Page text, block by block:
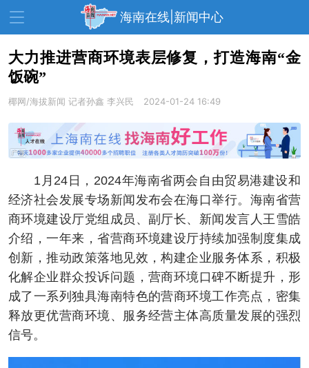
海南在线|新闻中心
资讯中心
教育 健康 房产
生活 演出 活动
展会 走读海南 周末去哪儿
人才在线 天涯企服
大力推进营商环境表层修复，打造海南“金
饭碗”
椰网/海拔新闻 记者孙鑫 李兴民 2024-01-24 16:49
1月24日，2024年海南省两会自由贸易港建设和
经济社会发展专场新闻发布会在海口举行。海南省营
商环境建设厅党组成员、副厅长、新闻发言人王雪皓
介绍，一年来，省营商环境建设厅持续加强制度集成
创新，推动政策落地见效，构建企业服务体系，积极
化解企业群众投诉问题，营商环境口碑不断提升，形
成了一系列独具海南特色的营商环境工作亮点，密集
释放更优营商环境、服务经营主体高质量发展的强烈
信号。